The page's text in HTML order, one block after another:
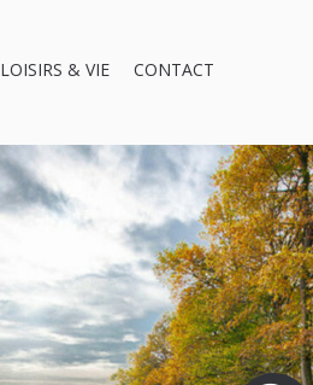
LOISIRS & VIE CONTACT